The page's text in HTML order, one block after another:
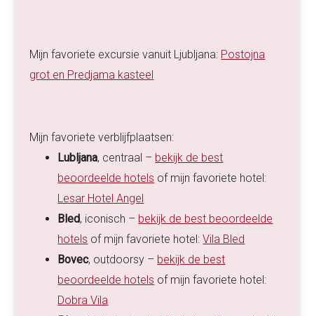
Mijn favoriete excursie vanuit Ljubljana: Postojna
grot en Predjama kasteel
Mijn favoriete verblijfplaatsen:
Lubljana, centraal – bekijk de best
beoordeelde hotels of mijn favoriete hotel:
Lesar Hotel Angel
Bled, iconisch – bekijk de best beoordeelde
hotels of mijn favoriete hotel:Vila Bled
Bovec, outdoorsy – bekijk de best
beoordeelde hotels of mijn favoriete hotel:
Dobra Vila